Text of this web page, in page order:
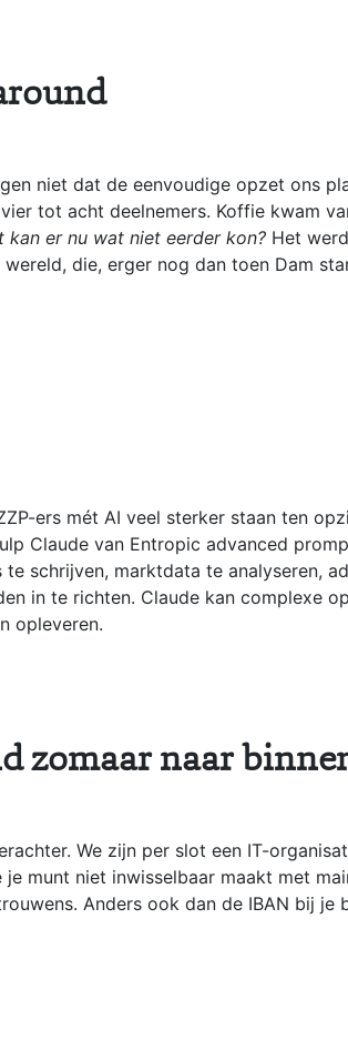
niet dat de eenvoudige opzet ons
tot acht deelnemers. Koffie kwam
kan er nu wat niet eerder kon? Het
die, erger nog dan toen Dam
ers mét AI veel sterker staan ten
Claude van Entropic advanced
schrijven, marktdata te analyseren,
in te richten. Claude kan complexe
opleveren.
zomaar naar
We zijn per slot een IT-
munt niet inwisselbaar maakt met
Anders ook dan de IBAN bij je